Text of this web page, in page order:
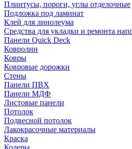
Плинтусы, пороги, углы отделочные
Подложка под ламинат
Клей для линолеума
Средства для укладки и ремонта
Панели Quick Deck
Ковролин
Ковры
Ковровые дорожки
Стены
Панели ПВХ
Панели МДФ
Листовые панели
Потолок
Подвесной потолок
Лакокрасочные материалы
Краска
Колеры